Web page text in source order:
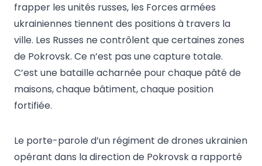
frapper les unités russes, les Forces armées
ukrainiennes tiennent des positions à travers la
ville. Les Russes ne contrôlent que certaines zones
de Pokrovsk. Ce n’est pas une capture totale.
C’est une bataille acharnée pour chaque pâté de
maisons, chaque bâtiment, chaque position
fortifiée.
Le porte-parole d’un régiment de drones ukrainien
opérant dans la direction de Pokrovsk a rapporté